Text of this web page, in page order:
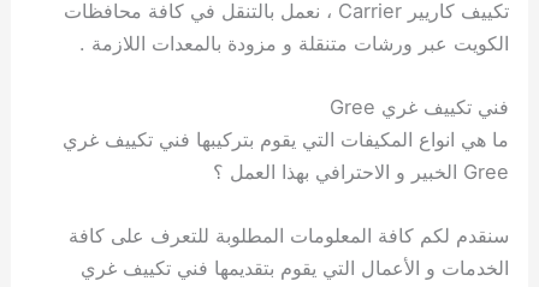
تكييف كاريير Carrier ، نعمل بالتنقل في كافة محافظات
الكويت عبر ورشات متنقلة و مزودة بالمعدات اللازمة .
فني تكييف غري Gree
ما هي انواع المكيفات التي يقوم بتركيبها فني تكييف غري
Gree الخبير و الاحترافي بهذا العمل ؟
سنقدم لكم كافة المعلومات المطلوبة للتعرف على كافة
الخدمات و الأعمال التي يقوم بتقديمها فني تكييف غري